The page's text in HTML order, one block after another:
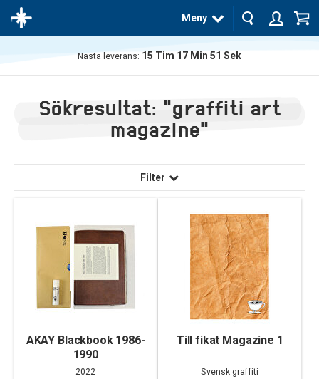
varukorgen
Meny
Nästa leverans: 15 Tim 17 Min 51 Sek
Sökresultat: "graffiti art
magazine"
Filter
AKAY Blackbook 1986-
1990
2022
Till fikat Magazine 1
Svensk graffiti